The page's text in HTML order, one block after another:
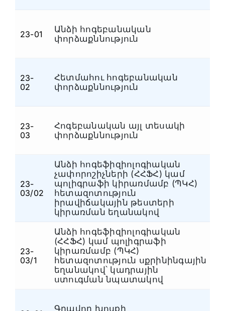
23-01
Անձի հոգեբանական
փորձաքննություն
23-
02
Հետմահու հոգեբանական
փորձաքննություն
23-
03
Հոգեբանական այլ տեսակի
փորձաքննություն
23-
03/02
Անձի հոգեֆիզիոլոգիական
չափորոշիչների (ՀՀՖՀ) կամ
պոլիգրաֆի կիրառմամբ (ՊԿՀ)
հետազոտություն
իրավիճակային թեստերի
կիրառման եղանակով
23-
03/1
Անձի հոգեֆիզիոլոգիական
(ՀՀՖՀ) կամ պոլիգրաֆի
կիրառմամբ (ՊԿՀ)
հետազոտություն սքրինինգային
եղանակով՝ կադրային
ստուգման նպատակով
Գրավոր խոսքի